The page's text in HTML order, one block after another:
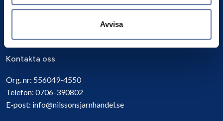
Avvisa
Kontakta oss
Org. nr: 556049-4550
Telefon: 0706-390802
E-post: info@nilssonsjarnhandel.se